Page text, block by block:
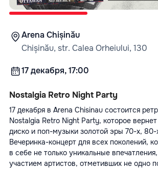
Arena Chișinău
Chișinău, str. Calea Orheiului, 130
17 декабря, 17:00
Nostalgia Retro Night Party
17 декабря в Arena Chisinau состоится
Nostalgia Retro Night Party, которое
диско и поп-музыки золотой эры 70-х, 80-
Вечеринка-концерт для всех поколений,
в себе не только уникальные
участием артистов, отметивших не одно